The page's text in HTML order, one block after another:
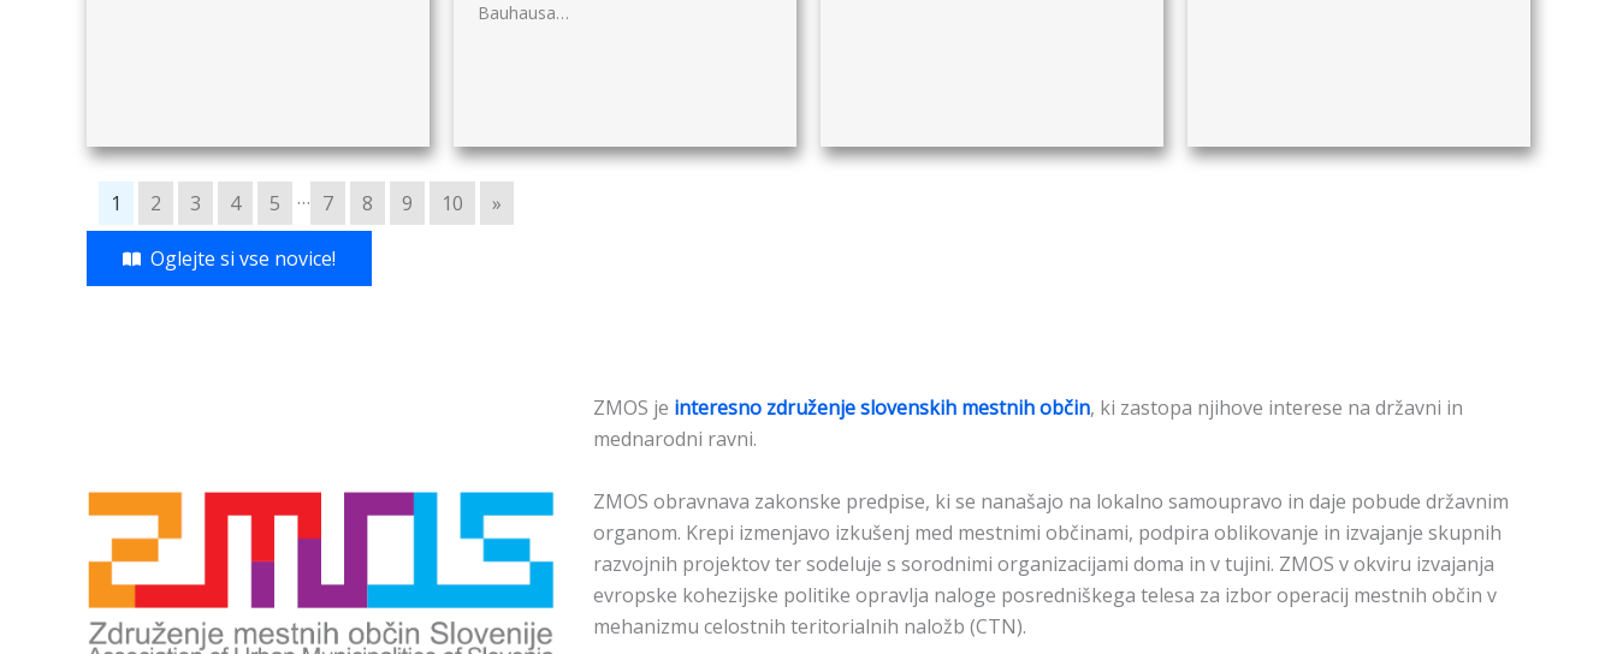
Bauhausa…
1 2 3 4 5 … 7 8 9 10 »
Oglejte si vse novice!
ZMOS je interesno združenje slovenskih mestnih občin, ki zastopa njihove interese na državni in
mednarodni ravni.
ZMOS obravnava zakonske predpise, ki se nanašajo na lokalno samoupravo in daje pobude državnim
organom. Krepi izmenjavo izkušenj med mestnimi občinami, podpira oblikovanje in izvajanje skupnih
razvojnih projektov ter sodeluje s sorodnimi organizacijami doma in v tujini. ZMOS v okviru izvajanja
evropske kohezijske politike opravlja naloge posredniškega telesa za izbor operacij mestnih občin v
mehanizmu celostnih teritorialnih naložb (CTN).